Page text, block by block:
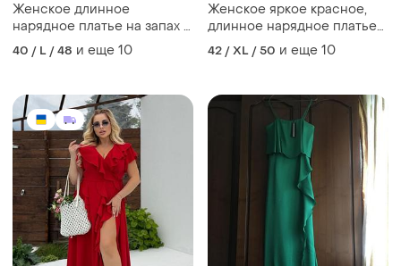
Женское длинное
нарядное платье на запах с
завитками кофейная мокко
40 / L / 48 и еще 10
Женское яркое красное,
длинное нарядное платье
на запах с завитками
42 / XL / 50 и еще 10